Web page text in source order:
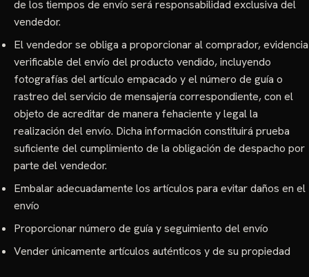
de los tiempos de envío será responsabilidad exclusiva del
vendedor.
El vendedor se obliga a proporcionar al comprador, evidencia
verificable del envío del producto vendido, incluyendo
fotografías del artículo empacado y el número de guía o
rastreo del servicio de mensajería correspondiente, con el
objeto de acreditar de manera fehaciente y legal la
realización del envío. Dicha información constituirá prueba
suficiente del cumplimiento de la obligación de despacho por
parte del vendedor.
Embalar adecuadamente los artículos para evitar daños en el
envío
Proporcionar número de guía y seguimiento del envío
Vender únicamente artículos auténticos y de su propiedad